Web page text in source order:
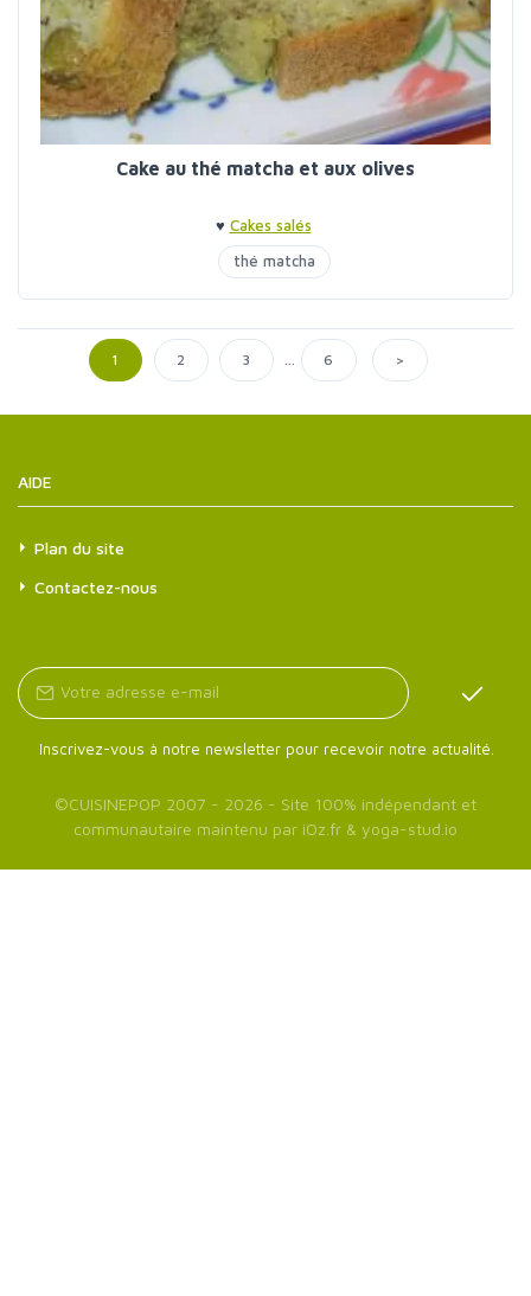
Cake au thé matcha et aux olives
♥ Cakes salés
thé matcha
1 2 3 ... 6 >
AIDE
Plan du site
Contactez-nous
Inscrivez-vous à notre newsletter pour recevoir notre actualité.
©CUISINEPOP 2007 - 2026 - Site 100% indépendant et
communautaire maintenu par iOz.fr & yoga-stud.io